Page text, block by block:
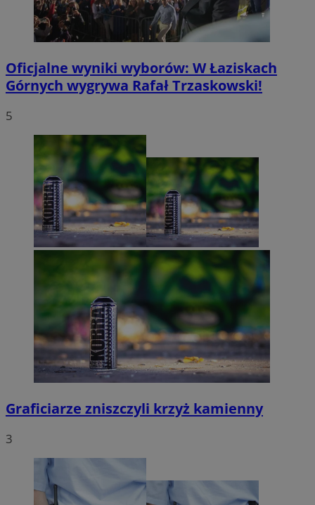
Oficjalne wyniki wyborów: W Łaziskach
Górnych wygrywa Rafał Trzaskowski!
5
Graficiarze zniszczyli krzyż kamienny
3